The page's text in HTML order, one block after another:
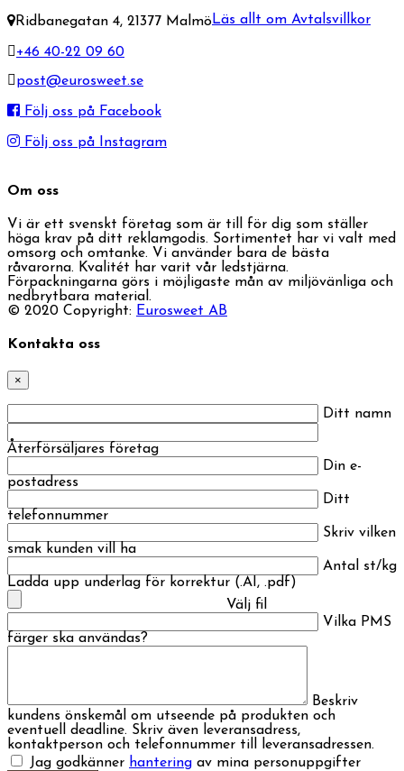
Ridbanegatan 4, 21377 Malmö
+46 40-22 09 60
post@eurosweet.se
Följ oss på Facebook
Följ oss på Instagram
Läs allt om Avtalsvillkor
Om oss
Vi är ett svenskt företag som är till för dig som ställer
höga krav på ditt reklamgodis. Sortimentet har vi valt med
omsorg och omtanke. Vi använder bara de bästa
råvarorna. Kvalitét har varit vår ledstjärna.
Förpackningarna görs i möjligaste mån av miljövänliga och
nedbrytbara material.
© 2020 Copyright: Eurosweet AB
Kontakta oss
×
Ditt namn
Återförsäljares företag
Din e-
postadress
Ditt
telefonnummer
Skriv vilken
smak kunden vill ha
Antal st/kg
Ladda upp underlag för korrektur (.AI, .pdf)
Välj fil
Vilka PMS
färger ska användas?
Beskriv
kundens önskemål om utseende på produkten och
eventuell deadline. Skriv även leveransadress,
kontaktperson och telefonnummer till leveransadressen.
Jag godkänner hantering av mina personuppgifter